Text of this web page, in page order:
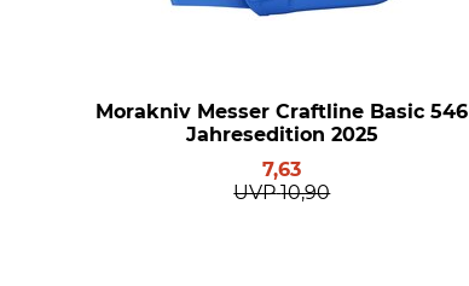
Morakniv Messer Craftline Basic 546
Jahresedition 2025
7,63
UVP 10,90